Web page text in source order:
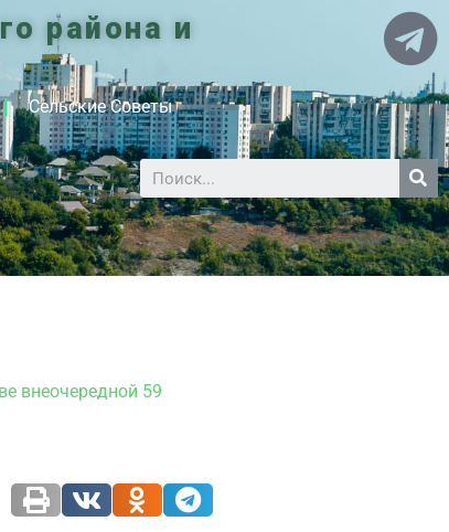
района и
Сельские Советы
внеочередной 59